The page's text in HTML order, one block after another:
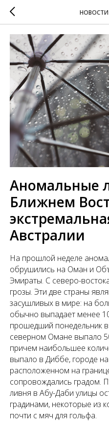
НОВОСТИ
Аномальные
Ближнем
Австралии
На прошлой неделе
обрушились на Оман и
Эмираты. С северо-
грозы. Эти две страны
засушливых в мире: на
обычно выпадает менее
прошедший понедельник
северном Омане выпало
причем наибольшее
выпало в Диббе, городе
расположенном на
сопровождались градом.
ливня в Абу-Даби улицы
градинами, некоторые из
почти с мяч для гольфа.